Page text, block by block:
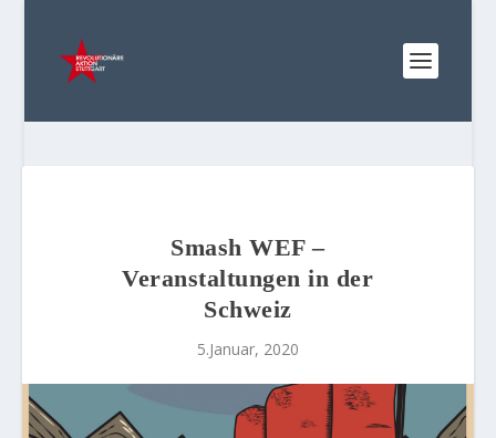
Smash WEF –
Veranstaltungen in der
Schweiz
5.Januar, 2020